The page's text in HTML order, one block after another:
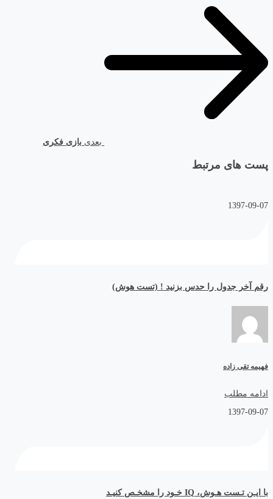
بعدی بازی فکری
پست های مرتبط
1397-09-07
رقم آخر جدول را حدس بزنید ! (تست هوش)
فهیمه تقی زاده
ادامه مطلب
1397-09-07
با ایـن تـست هـوش، IQ خـود را مشخـص کنیـد